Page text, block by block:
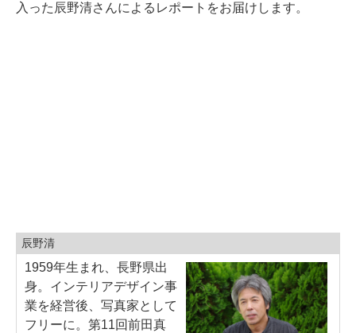
入った辰野清さんによるレポートをお届けします。
辰野清
1959年生まれ、長野県出
身。インテリアデザイン事
業を経営後、写真家として
フリーに。第11回前田真